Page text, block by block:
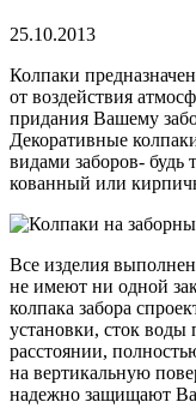
25.10.2013
Колпаки
от воздействия
придания Вашему
Декоративные
видами заборов- будь
кованный или
Все изделия
не имеют ни одной
колпака забора
установки, сток воды
расстоянии,
на вертикальную
надежно защищают